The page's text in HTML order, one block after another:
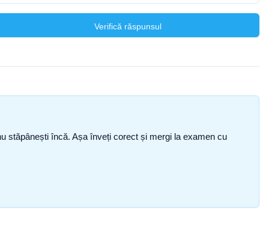
Verifică răspunsul
stăpânești încă. Așa înveți corect și mergi la examen cu